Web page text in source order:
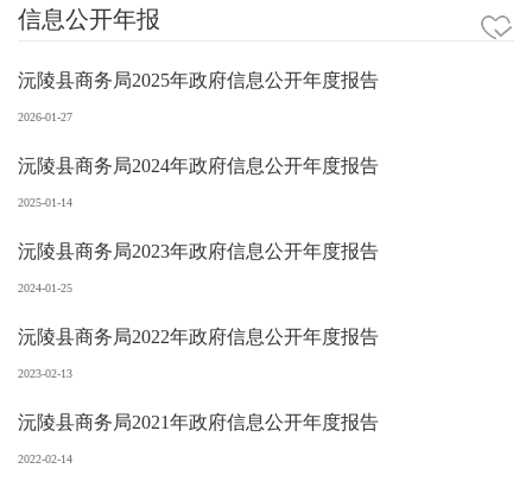
信息公开年报
沅陵县商务局2025年政府信息公开年度报告
2026-01-27
沅陵县商务局2024年政府信息公开年度报告
2025-01-14
沅陵县商务局2023年政府信息公开年度报告
2024-01-25
沅陵县商务局2022年政府信息公开年度报告
2023-02-13
沅陵县商务局2021年政府信息公开年度报告
2022-02-14